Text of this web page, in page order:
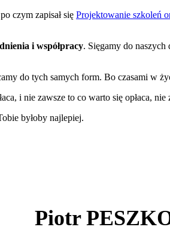
czym zapisał się Projektowanie szkoleń
i współpracy. Sięgamy do
do tych samych form. Bo czasami w
i nie zawsze to co warto się opłaca,
byłoby najlepiej.
Piotr